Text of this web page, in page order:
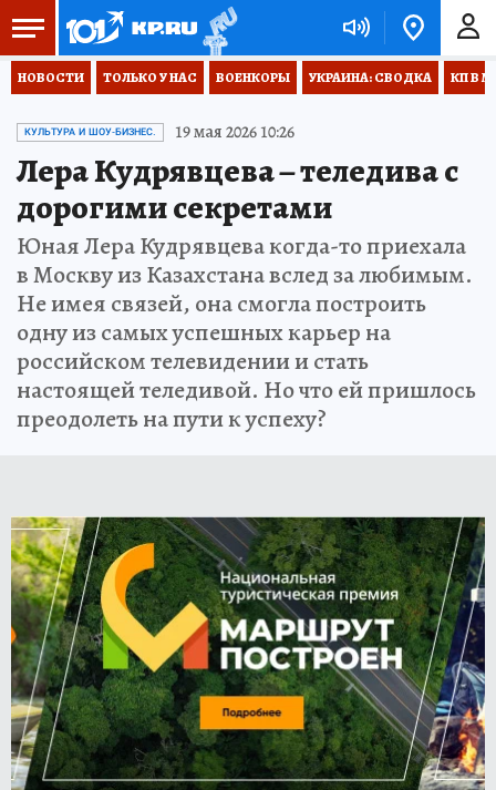
НОВОСТИ ТОЛЬКО У НАС ВОЕНКОРЫ УКРАИНА: СВОДКА КП В
КУЛЬТУРА И ШОУ-БИЗНЕС. 19 мая 2026 10:26
Лера Кудрявцева – теледива с
дорогими секретами
Юная Лера Кудрявцева когда-то приехала
в Москву из Казахстана вслед за любимым.
Не имея связей, она смогла построить
одну из самых успешных карьер на
российском телевидении и стать
настоящей теледивой. Но что ей пришлось
преодолеть на пути к успеху?